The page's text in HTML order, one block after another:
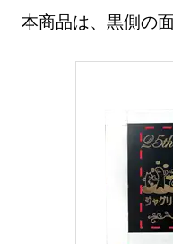
本商品は、黒側の